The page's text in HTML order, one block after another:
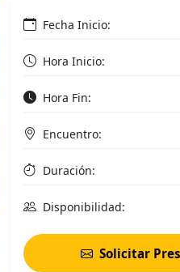
Fecha Inicio:
Hora Inicio:
Hora Fin:
Encuentro:
Duración:
Disponibilidad:
Solicitar